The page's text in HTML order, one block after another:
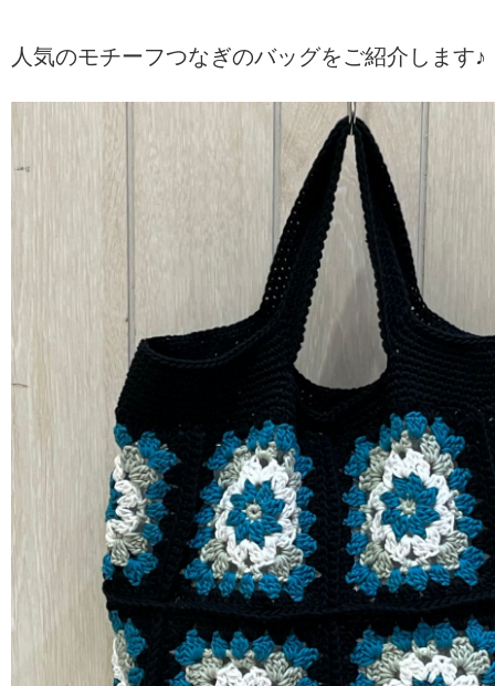
人気のモチーフつなぎのバッグをご紹介します♪